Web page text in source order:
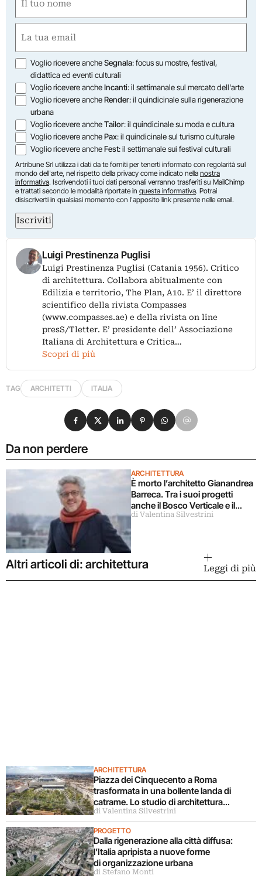
(Required)
First
(Required)
Opzioni
Voglio ricevere ancheSegnala: focus su mostre, festival,
didattica ed eventi culturali
Voglio ricevere ancheIncanti: il settimanale sul mercato dell'arte
Voglio ricevere ancheRender: il quindicinale sulla rigenerazione
urbana
Voglio ricevere ancheTailor: il quindicinale su moda e cultura
Voglio ricevere anchePax: il quindicinale sul turismo culturale
Voglio ricevere ancheFest: il settimanale sui festival culturali
Artribune Srl utilizza i dati da te forniti per tenerti informato con regolarità sul
mondo dell'arte, nel rispetto della privacy come indicato nella nostra
informativa. Iscrivendoti i tuoi dati personali verranno trasferiti su MailChimp
e trattati secondo le modalità riportate in questa informativa. Potrai
disiscriverti in qualsiasi momento con l'apposito link presente nelle email.
Iscriviti
Luigi Prestinenza Puglisi
Luigi Prestinenza Puglisi (Catania 1956). Critico
di architettura. Collabora abitualmente con
Edilizia e territorio, The Plan, A10. E’ il direttore
scientifico della rivista Compasses
(www.compasses.ae) e della rivista on line
presS/Tletter. E’ presidente dell’ Associazione
Italiana di Architettura e Critica…
Scopri di più
TAG ARCHITETTI ITALIA
Da non perdere
ARCHITETTURA
È morto l’architetto Gianandrea
Barreca. Tra i suoi progetti
anche il Bosco Verticale e il
futuro Policlinico di Milano
di Valentina Silvestrini
Condividi su Facebook
Condividi su X
Condividi su LinkedIn
Condividi su Pinterest
Condividi su WhatsApp
Condividi su Email
Altri articoli di: architettura Leggi di più
ARCHITETTURA
Piazza dei Cinquecento a Roma
trasformata in una bollente landa di
catrame. Lo studio di architettura
disconosce il progetto
di Valentina Silvestrini
PROGETTO
Dalla rigenerazione alla città diffusa:
l’Italia apripista a nuove forme
di organizzazione urbana
di Stefano Monti